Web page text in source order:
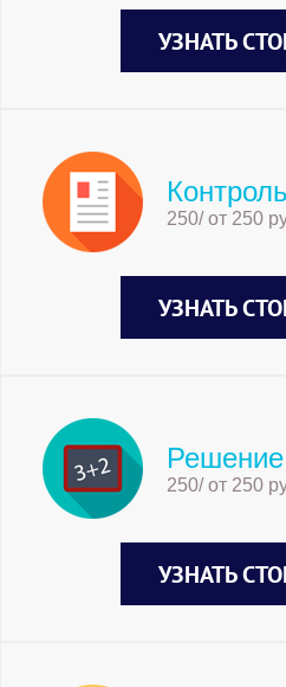
УЗНАТЬ
250/ от 250
УЗНАТЬ
Решение
250/ от 250
УЗНАТЬ